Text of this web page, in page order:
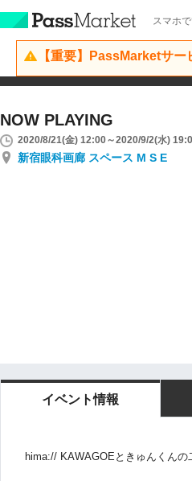
スマホ
【重要】PassMarketサ
NOW PLAYING
2020/8/21(金) 12:00～2020/9/2(水)
新宿眼科画廊 スペース M S E
イベント情報
hima:// KAWAGOEときゅんくんの